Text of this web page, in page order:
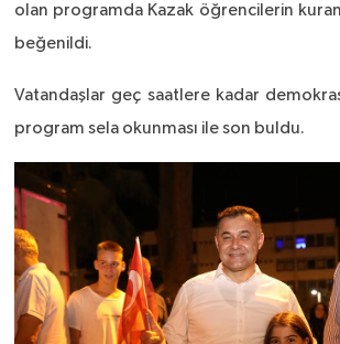
olan programda Kazak öğrencilerin
beğenildi.
Vatandaşlar geç saatlere kadar
program sela okunması ile son buldu.